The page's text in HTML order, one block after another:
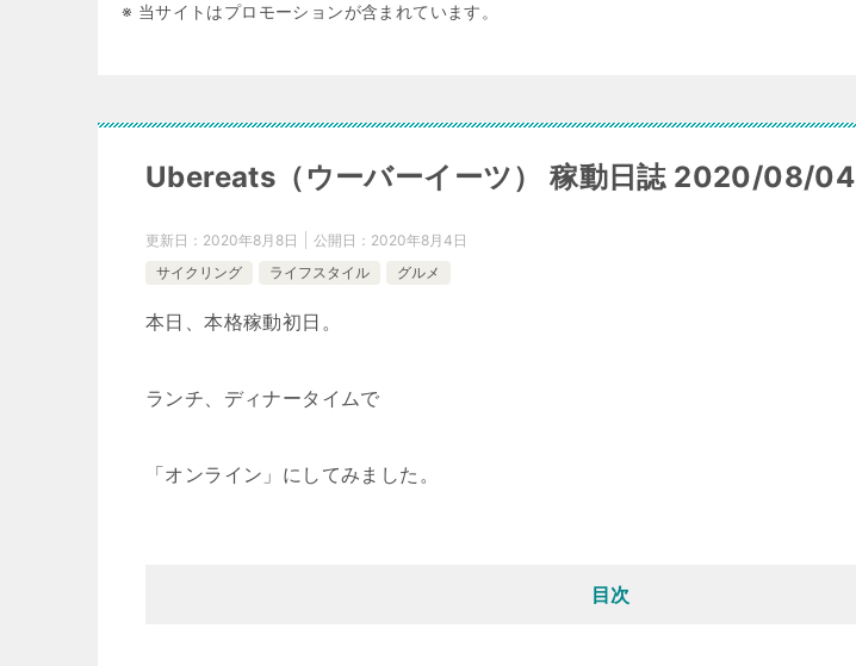
※ 当サイトはプロモーションが含まれています。
Ubereats（ウーバーイーツ） 稼動日誌 2020/08/04
更新日： 2020年8月8日 公開日： 2020年8月4日
サイクリング
ライフスタイル グルメ
本日、本格稼動初日。
ランチ、ディナータイムで
「オンライン」にしてみました。
目次